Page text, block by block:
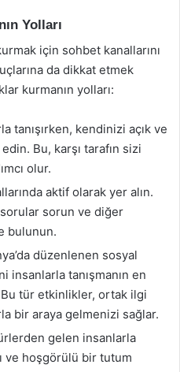
Yolları
için sohbet kanallarını
da dikkat etmek
kurmanın yolları:
tanışırken, kendinizi açık ve
Bu, karşı tarafın sizi
olur.
aktif olarak yer alın.
sorun ve diğer
bulunun.
düzenlenen sosyal
insanlarla tanışmanın en
tür etkinlikler, ortak ilgi
bir araya gelmenizi sağlar.
gelen insanlarla
ve hoşgörülü bir tutum